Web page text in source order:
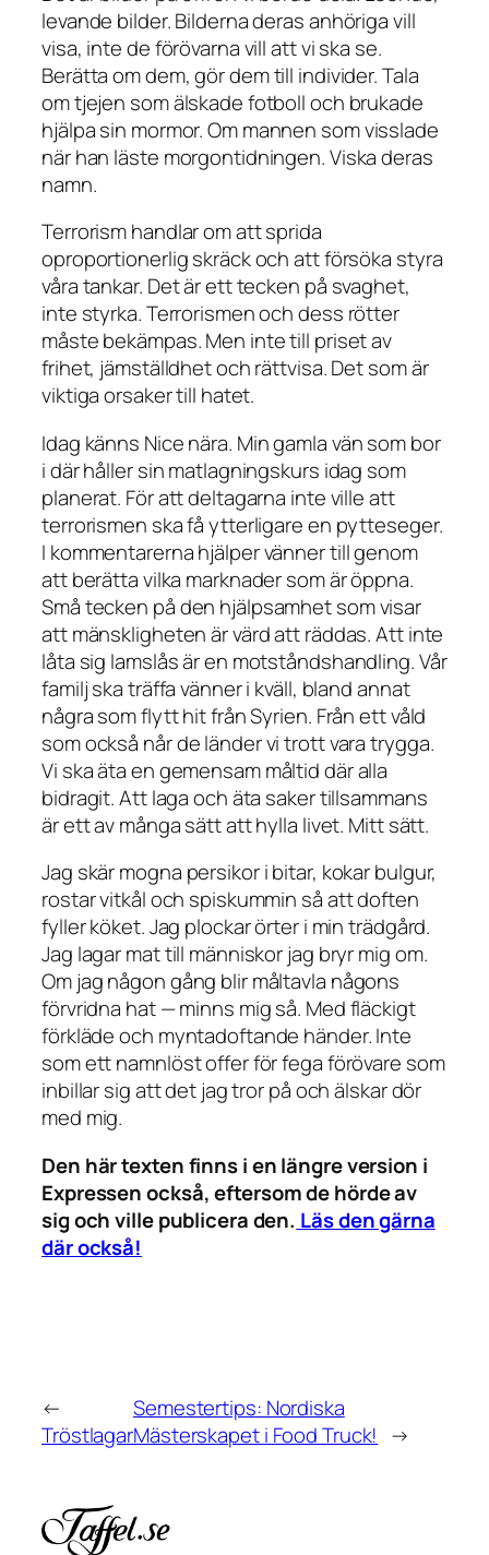
levande bilder. Bilderna deras anhöriga vill
visa, inte de förövarna vill att vi ska se.
Berätta om dem, gör dem till individer. Tala
om tjejen som älskade fotboll och brukade
hjälpa sin mormor. Om mannen som visslade
när han läste morgontidningen. Viska deras
namn.
Terrorism handlar om att sprida
oproportionerlig skräck och att försöka styra
våra tankar. Det är ett tecken på svaghet,
inte styrka. Terrorismen och dess rötter
måste bekämpas. Men inte till priset av
frihet, jämställdhet och rättvisa. Det som är
viktiga orsaker till hatet.
Idag känns Nice nära. Min gamla vän som bor
i där håller sin matlagningskurs idag som
planerat. För att deltagarna inte ville att
terrorismen ska få ytterligare en pytteseger.
I kommentarerna hjälper vänner till genom
att berätta vilka marknader som är öppna.
Små tecken på den hjälpsamhet som visar
att mänskligheten är värd att räddas. Att inte
låta sig lamslås är en motståndshandling. Vår
familj ska träffa vänner i kväll, bland annat
några som flytt hit från Syrien. Från ett våld
som också når de länder vi trott vara trygga.
Vi ska äta en gemensam måltid där alla
bidragit. Att laga och äta saker tillsammans
är ett av många sätt att hylla livet. Mitt sätt.
Jag skär mogna persikor i bitar, kokar bulgur,
rostar vitkål och spiskummin så att doften
fyller köket. Jag plockar örter i min trädgård.
Jag lagar mat till människor jag bryr mig om.
Om jag någon gång blir måltavla någons
förvridna hat — minns mig så. Med fläckigt
förkläde och myntadoftande händer. Inte
som ett namnlöst offer för fega förövare som
inbillar sig att det jag tror på och älskar dör
med mig.
Den här texten finns i en längre version i
Expressen också, eftersom de hörde av
sig och ville publicera den. Läs den gärna
där också!
←
Tröstlagar
Semestertips: Nordiska
Mästerskapet i Food Truck! →